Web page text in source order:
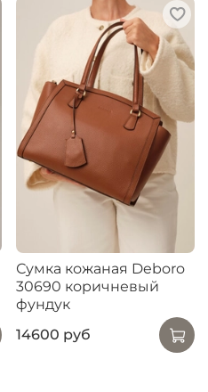
Сумка кожаная Deboro
30690 коричневый
фундук
14600 руб